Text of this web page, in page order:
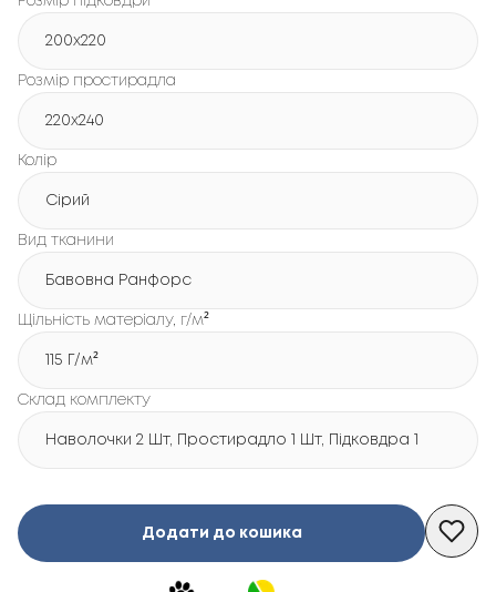
200x220
Розмір простирадла
220x240
Колір
Сірий
Вид тканини
Бавовна Ранфорс
Щільність матеріалу, г/м²
115 Г/м²
Склад комплекту
Наволочки 2 Шт, Простирадло 1 Шт, Підковдра 1 Шт
Додати до кошика